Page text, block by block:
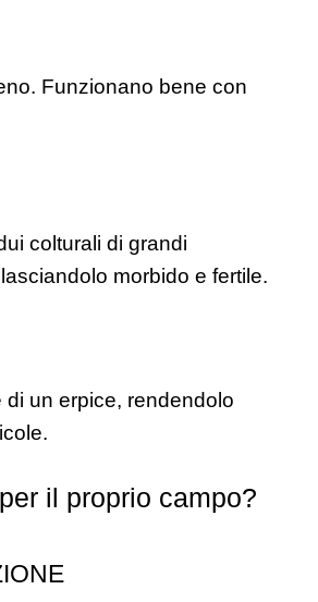
Funzionano bene con
colturali di grandi
morbido e fertile.
un erpice, rendendolo
il proprio campo?